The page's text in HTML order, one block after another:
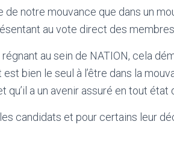
de notre mouvance que dans un
au vote direct des membres.
au sein de NATION, cela
bien le seul à l’être dans la
a un avenir assuré en tout état
candidats et pour certains leur